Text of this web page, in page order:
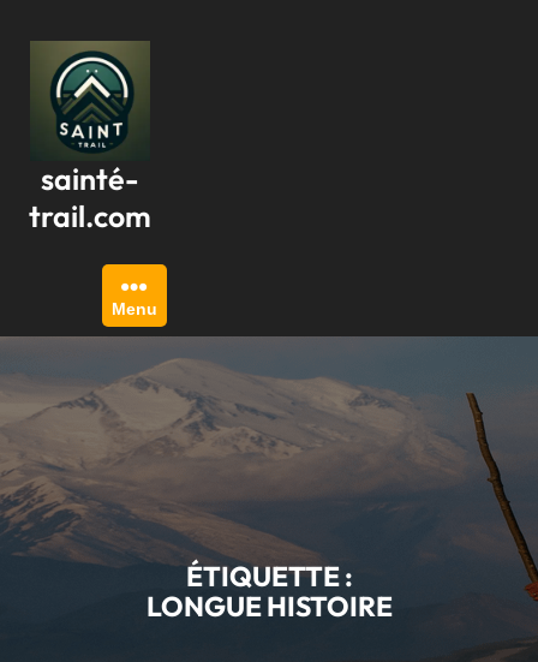
contenu
sainté-
trail.com
Menu
ÉTIQUETTE :
LONGUE HISTOIRE